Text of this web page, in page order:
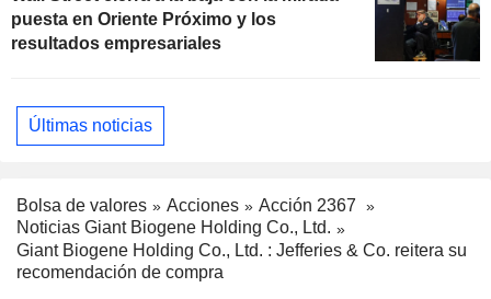
puesta en Oriente Próximo y los
resultados empresariales
Últimas noticias
Bolsa de valores Acciones
Acción 2367
Noticias Giant Biogene Holding Co., Ltd.
Giant Biogene Holding Co., Ltd. : Jefferies & Co. reitera su
recomendación de compra